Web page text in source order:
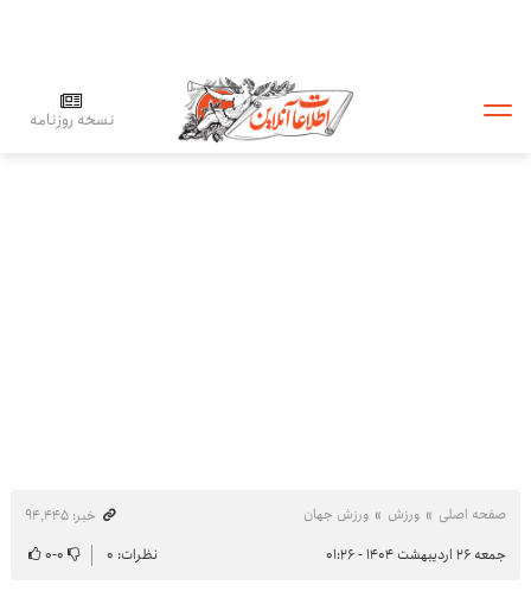
نسخه روزنامه
صفحه اصلی ورزش ورزش جهان
خبر: ۹۴٬۴۴۵
جمعه ۲۶ اردیبهشت ۱۴۰۴ - ۰۱:۲۶
نظرات: ۰ ۰-۰